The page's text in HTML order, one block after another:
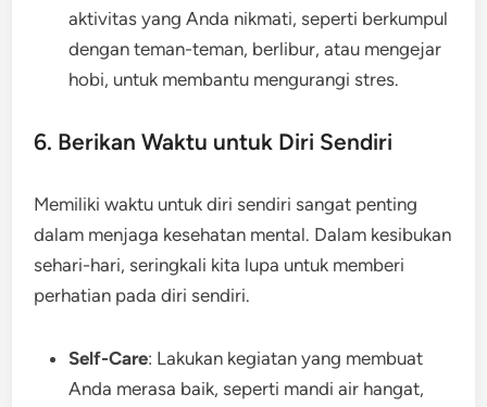
aktivitas yang Anda nikmati, seperti berkumpul
dengan teman-teman, berlibur, atau mengejar
hobi, untuk membantu mengurangi stres.
6. Berikan Waktu untuk Diri Sendiri
Memiliki waktu untuk diri sendiri sangat penting
dalam menjaga kesehatan mental. Dalam kesibukan
sehari-hari, seringkali kita lupa untuk memberi
perhatian pada diri sendiri.
Self-Care: Lakukan kegiatan yang membuat
Anda merasa baik, seperti mandi air hangat,